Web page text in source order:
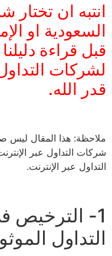
انتبه ان
السعودية او
قبل قراءة
لشركات التداول
قدر الله.
ملاحظة: هذا المقال ليس
شركات التداول عبر
التداول عبر الإنترنت.
1-
التداول